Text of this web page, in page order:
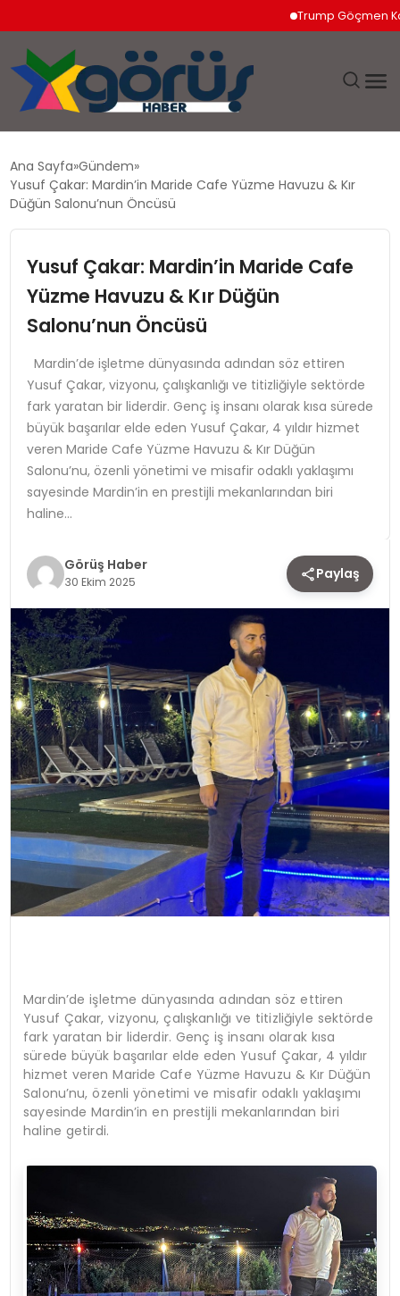
Trump Göçmen
EKONOMI
MAGAZIN
SPOR
TEKNOLOJI
YAŞAM
Ana Sayfa Gündem
Yusuf Çakar: Mardin’in Maride Cafe Yüzme Havuzu & Kır
Düğün Salonu’nun Öncüsü
Yusuf Çakar: Mardin’in Maride Cafe
Yüzme Havuzu & Kır Düğün
Salonu’nun Öncüsü
Mardin’de işletme dünyasında adından söz ettiren
Yusuf Çakar, vizyonu, çalışkanlığı ve titizliğiyle sektörde
fark yaratan bir liderdir. Genç iş insanı olarak kısa sürede
büyük başarılar elde eden Yusuf Çakar, 4 yıldır hizmet
veren Maride Cafe Yüzme Havuzu & Kır Düğün
Salonu’nu, özenli yönetimi ve misafir odaklı yaklaşımı
sayesinde Mardin’in en prestijli mekanlarından biri
haline…
Görüş Haber
30 Ekim 2025 Paylaş
Mardin’de işletme dünyasında adından söz ettiren
Yusuf Çakar, vizyonu, çalışkanlığı ve titizliğiyle sektörde
fark yaratan bir liderdir. Genç iş insanı olarak kısa
sürede büyük başarılar elde eden Yusuf Çakar, 4 yıldır
hizmet veren Maride Cafe Yüzme Havuzu & Kır Düğün
Salonu’nu, özenli yönetimi ve misafir odaklı yaklaşımı
sayesinde Mardin’in en prestijli mekanlarından biri
haline getirdi.